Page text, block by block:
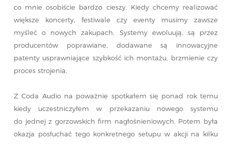
co mnie osobiście bardzo cieszy. Kiedy chcemy realizować
większe koncerty, festiwale czy eventy musimy zawsze
myśleć o nowych zakupach. Systemy ewoluują, są przez
producentów poprawiane, dodawane są innowacyjne
patenty usprawniające szybkość ich montażu, brzmienie czy
proces strojenia.
Z Coda Audio na poważnie spotkałem się ponad rok temu
kiedy uczestniczyłem w przekazaniu nowego systemu
do jednej z gorzowskich firm nagłośnieniowych. Potem była
okazja posłuchać tego konkretnego setupu w akcji na kilku